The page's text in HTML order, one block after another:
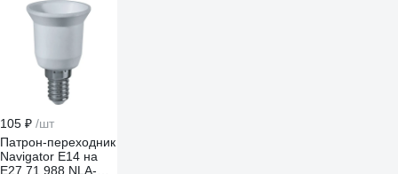
105 ₽ /шт
Патрон-переходник
Navigator E14 на
E27 71 988 NLA-